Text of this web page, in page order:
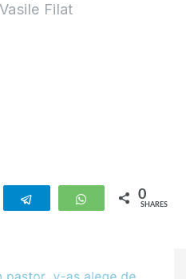
Vasile Filat
Telegram WhatsApp
0
SHARES